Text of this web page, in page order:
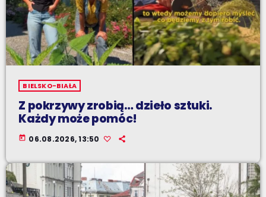
BIELSKO-BIAŁA
Z pokrzywy zrobią… dzieło sztuki.
Każdy może pomóc!
today 06.08.2026, 13:50